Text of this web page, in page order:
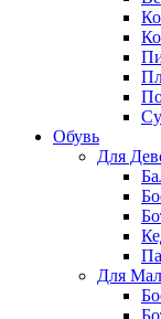
Обувь
Для
Для